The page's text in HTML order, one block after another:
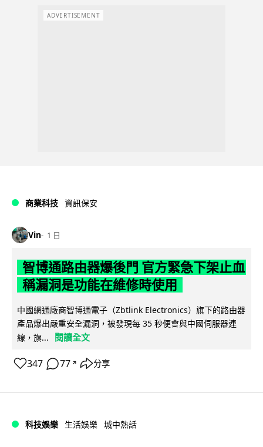
ADVERTISEMENT
商業科技 資訊保安
Vin 1 日
智博通路由器爆後門 官方緊急下架止血
稱漏洞是功能在維修時使用
中國網通廠商智博通電子（Zbtlink Electronics）旗下的路由器
產品爆出嚴重安全漏洞，被發現每 35 秒便會與中國伺服器連
線，旗...
閱讀全文
347 77 ↗ 分享
科技娛樂 生活娛樂 城中熱話